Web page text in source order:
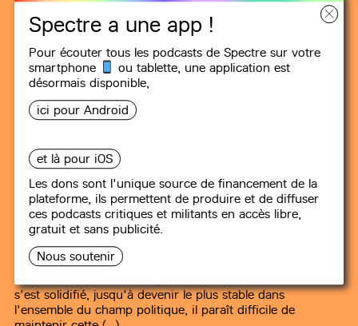
Spectre a une app !
Pour écouter tous les podcasts de Spectre sur votre
smartphone
ou tablette, uneapplication est
désormais disponible,
ici pour Android
et là pour iOS
Les dons sont l'unique source de financement de la
plateforme, ils permettent de produire et de diffuser
ces podcasts critiques et militants en accès libre,
gratuit et sans publicité.
Nous soutenir
MINUIT DANS LE SIÈCLE
#32Aux sources du vote FN/RN
(4) : quel est cet imaginaire qui
rend l’extrême droite désirable ?
93 min
On a longtemps présumé, notamment à gauche, que le
vote pour le FN/RN ne constituait qu'un vote par dépit,
s'est solidifié, jusqu'à devenir le plus stable dans
l'ensemble du champ politique, il paraît difficile de